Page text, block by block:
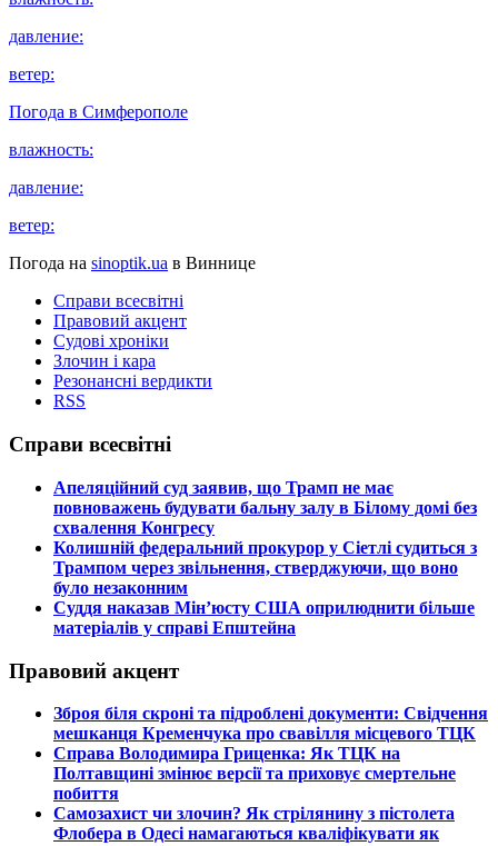
давление:
ветер:
Погода в Симферополе
влажность:
давление:
ветер:
Погода на sinoptik.ua в Виннице
Справи всесвітні
Правовий акцент
Судові хроніки
Злочин і кара
Резонансні вердикти
RSS
Справи всесвітні
​Апеляційний суд заявив, що Трамп не має
повноважень будувати бальну залу в Білому домі без
схвалення Конгресу
​Колишній федеральний прокурор у Сіетлі судиться з
Трампом через звільнення, стверджуючи, що воно
було незаконним
​Суддя наказав Мін’юсту США оприлюднити більше
матеріалів у справі Епштейна
Правовий акцент
​Зброя біля скроні та підроблені документи: Свідчення
мешканця Кременчука про свавілля місцевого ТЦК
​Справа Володимира Гриценка: Як ТЦК на
Полтавщині змінює версії та приховує смертельне
побиття
​Самозахист чи злочин? Як стрілянину з пістолета
Флобера в Одесі намагаються кваліфікувати як